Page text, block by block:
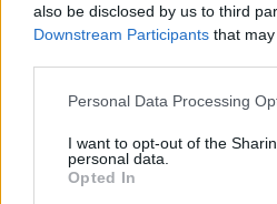
also be disclosed by us to third
Downstream Participants that
Personal Data Processing
I want to opt-out of the
personal data.
Opted In
Patriot στη Σαουδική
επαναξιολογείται η
ελληνική παρουσία –